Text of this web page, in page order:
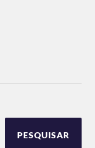
PESQUISAR